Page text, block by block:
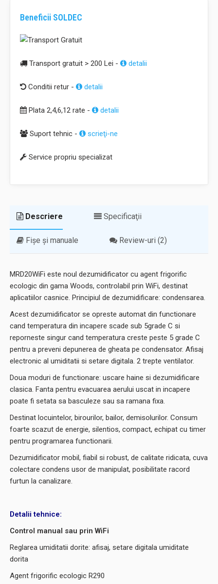
Beneficii SOLDEC
Transport gratuit > 200 Lei - detalii
Conditii retur - detalii
Plata 2,4,6,12 rate - detalii
Suport tehnic - scrieţi-ne
Service propriu specializat
Descriere Specificaţii
Fișe și manuale Review-uri (2)
MRD20WiFi este noul dezumidificator cu agent frigorific
ecologic din gama Woods, controlabil prin WiFi, destinat
aplicatiilor casnice. Principiul de dezumidificare: condensarea.
Acest dezumidificator se opreste automat din functionare
cand temperatura din incapere scade sub 5grade C si
reporneste singur cand temperatura creste peste 5 grade C
pentru a preveni depunerea de gheata pe condensator. Afisaj
electronic al umiditatii si setare digitala. 2 trepte ventilator.
Doua moduri de functionare: uscare haine si dezumidificare
clasica. Fanta pentru evacuarea aerului uscat in incapere
poate fi setata sa basculeze sau sa ramana fixa.
Destinat locuintelor, birourilor, bailor, demisolurilor. Consum
foarte scazut de energie, silentios, compact, echipat cu timer
pentru programarea functionarii.
Dezumidificator mobil, fiabil si robust, de calitate ridicata, cuva
colectare condens usor de manipulat, posibilitate racord
furtun la canalizare.
Detalii tehnice:
Control manual sau prin WiFi
Reglarea umiditatii dorite: afisaj, setare digitala umiditate
dorita
Agent frigorific ecologic R290